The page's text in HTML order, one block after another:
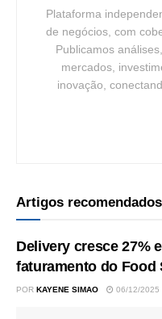
Plataforma
de negócios, com
Publicamos
mercados,
inovação,
Artigos recomendados
Delivery cresce 27%
faturamento do Food
POR KAYENE SIMAO 06/12/2025